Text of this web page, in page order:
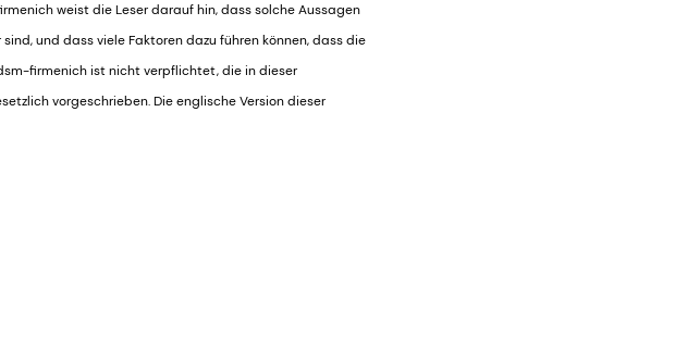
weist die Leser darauf hin, dass solche Aussagen
und dass viele Faktoren dazu führen können, dass die
firmenich ist nicht verpflichtet, die in dieser
vorgeschrieben. Die englische Version dieser